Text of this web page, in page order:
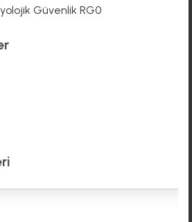
Güvenlik RG0